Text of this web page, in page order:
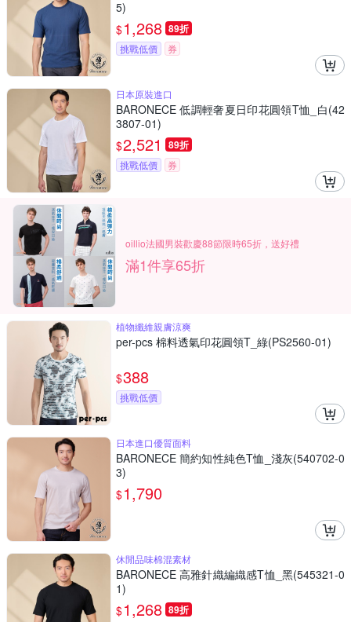
5)
$1,268 89折
挑戰低價 券
日本原裝進口
BARONECE 低調輕奢夏日印花圓領T恤_白(42
3807-01)
$2,521 89折
挑戰低價 券
oillio法國男裝歡慶88節限時65折，送好禮
滿1件享65折
植物纖維親膚涼爽
per-pcs 棉料透氣印花圓領T_綠(PS2560-01)
$388
挑戰低價
日本進口優質面料
BARONECE 簡約知性純色T恤_淺灰(540702-0
3)
$1,790
休閒品味棉混素材
BARONECE 高雅針織編織感T恤_黑(545321-0
1)
$1,268 89折